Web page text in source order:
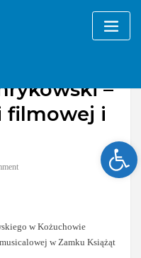
–
filmowej i
w Kożuchowie
w Zamku Książąt